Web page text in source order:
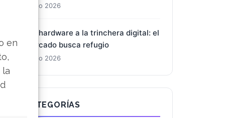
en
la
7 Ago 2026
Del hardware a la trinchera digital: el
mercado busca refugio
7 Ago 2026
CATEGORÍAS